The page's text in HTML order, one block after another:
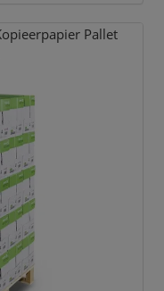
Pallet